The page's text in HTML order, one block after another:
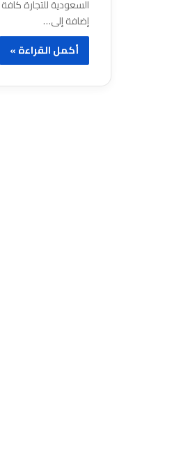
إضافة إلى…
أكمل القراءة »